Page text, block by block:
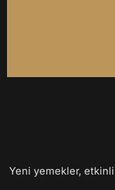
Yeni yemekler,